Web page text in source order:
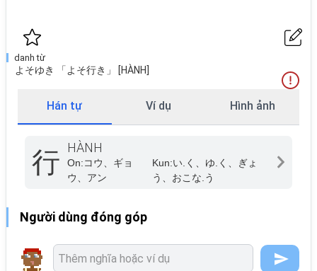
danh từ
よそゆき 「よそ行き」 [HÀNH]
Hán tự Ví dụ Hình ảnh
行 HÀNH
On:コウ、ギョ
ウ、アン
Kun:い.く、ゆ.く、ぎょ
う、おこな.う
Người dùng đóng góp